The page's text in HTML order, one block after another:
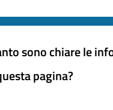
sono chiare le
pagina?